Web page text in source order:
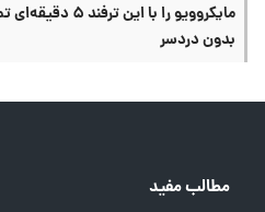
مایکروویو را با
بدون دردسر
مطالب مفید